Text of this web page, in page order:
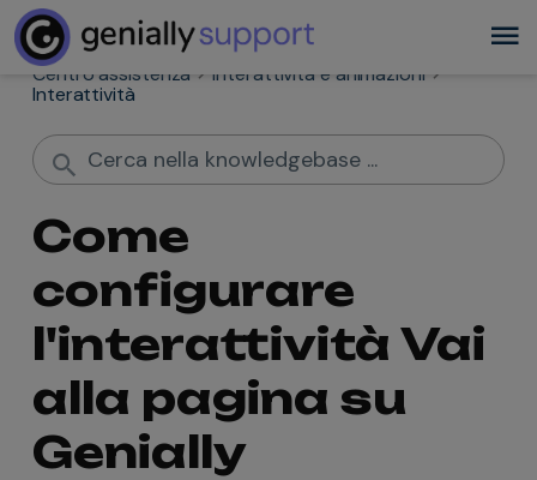
Centro assistenza
Interattività e animazioni
Interattività
Come
configurare
l'interattività Vai
alla pagina su
Genially